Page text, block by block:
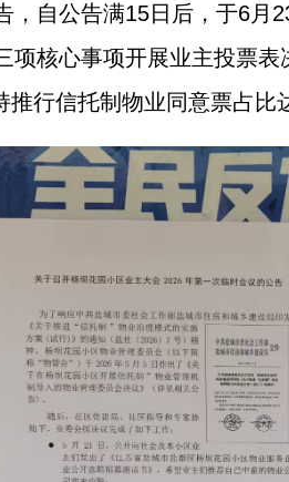
，自公告满15日后，于6月
项核心事项开展业主投票
推行信托制物业同意票占